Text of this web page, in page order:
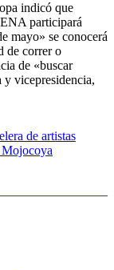
indicó que
participará
mayo» se conocerá
de correr o
de «buscar
y vicepresidencia,
de artistas
Mojocoya